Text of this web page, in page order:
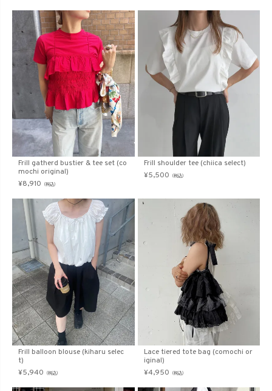
Frill gatherd bustier & tee set (co
mochi original)
¥8,910 （税込）
Frill shoulder tee (chiica select)
¥5,500 （税込）
Frill balloon blouse (kiharu selec
t)
¥5,940 （税込）
Lace tiered tote bag (comochi or
iginal)
¥4,950 （税込）